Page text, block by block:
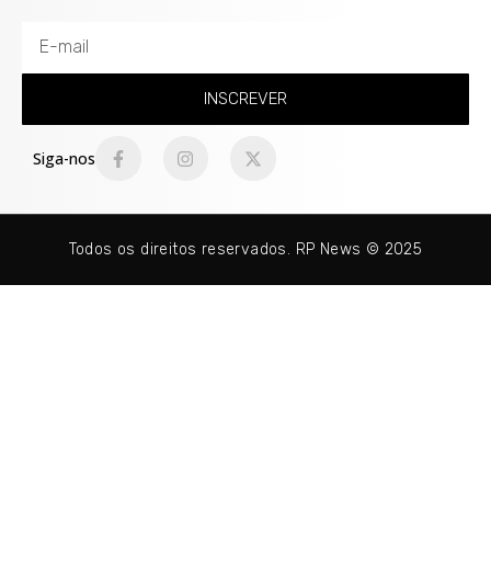
INSCREVER
Siga-nos
Todos os direitos reservados. RP News © 2025